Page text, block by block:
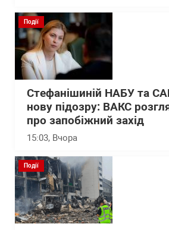
Події
Стефанішиній НАБУ та
нову підозру: ВАКС
про запобіжний захід
15:03, Вчора
Події